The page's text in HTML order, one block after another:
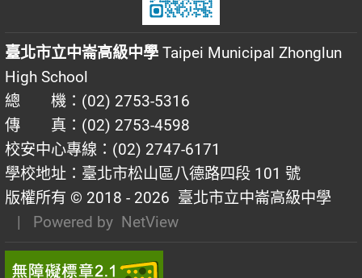
臺北市立中崙高級中學 Taipei Municipal Zhonglun
High School
總 機：(02) 2753-5316
傳 真：(02) 2753-4598
校安中心專線：(02) 2747-6171
學校地址：臺北市松山區八德路四段 101 號
版權所有 © 2018 - 2026 臺北市立中崙高級中學
| Powered by NetView